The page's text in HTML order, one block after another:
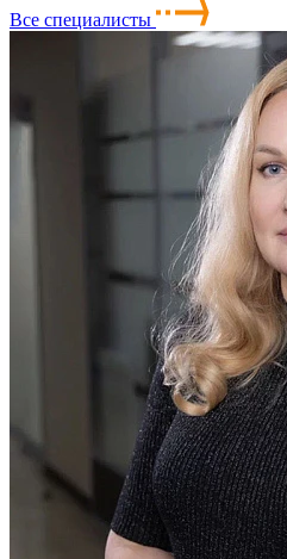
Все специалисты